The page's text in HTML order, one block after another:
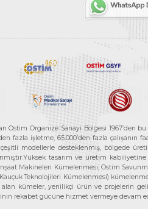
Organize Sanayi Bölgesi 1967’den
fazla işletme, 65.000’den fazla çalışanın
modellerle desteklenmiş, bölgede
tasarım ve üretim
Makineleri Kümelenmesi, Ostim
Teknolojileri Kümelenmesi)
kümeler, yenilikçi ürün ve projelerin
rekabet gücüne hizmet vermeye devam